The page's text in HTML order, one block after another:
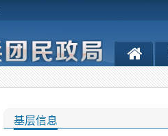
基层信息